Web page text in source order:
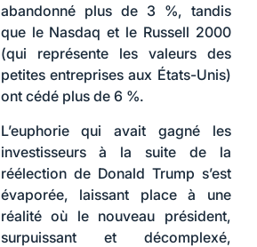
abandonné plus de 3 %, tandis
que le Nasdaq et le Russell 2000
(qui représente les valeurs des
petites entreprises aux États-Unis)
ont cédé plus de 6 %.
L’euphorie qui avait gagné les
investisseurs à la suite de la
réélection de Donald Trump s’est
évaporée, laissant place à une
réalité où le nouveau président,
surpuissant et décomplexé,